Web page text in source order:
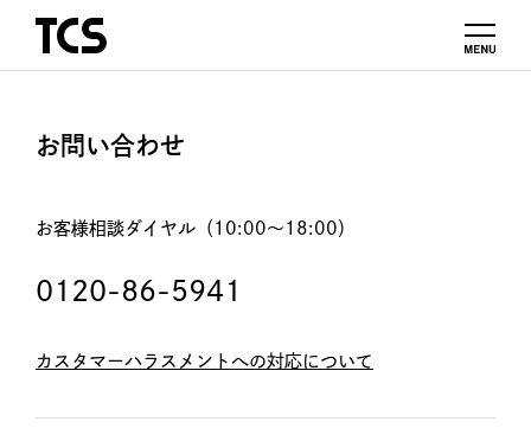
お問い合わせ
お客様相談ダイヤル（10:00～18:00）
0120-86-5941
カスタマーハラスメントへの対応について